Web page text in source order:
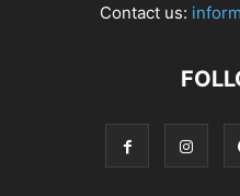
Contact us: